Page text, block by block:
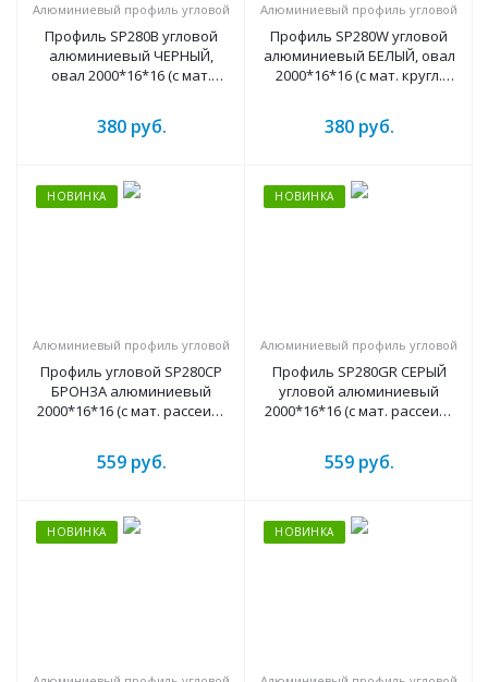
Алюминиевый профиль угловой
Профиль SP280B угловой
алюминиевый ЧЕРНЫЙ,
овал 2000*16*16 (с мат.
380руб.
Алюминиевый профиль угловой
Профиль SP280W угловой
алюминиевый БЕЛЫЙ, овал
2000*16*16 (с мат. кругл.
380руб.
НОВИНКА
Алюминиевый профиль угловой
Профиль угловой SP280CP
БРОНЗА алюминиевый
2000*16*16 (с мат. рассеив.,
559руб.
НОВИНКА
Алюминиевый профиль угловой
Профиль SP280GR СЕРЫЙ
угловой алюминиевый
2000*16*16 (с мат. рассеив.,
559руб.
НОВИНКА НОВИНКА